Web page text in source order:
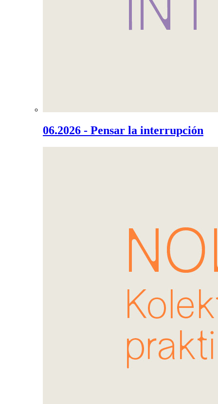
06.2026 - Pensar la interrupción